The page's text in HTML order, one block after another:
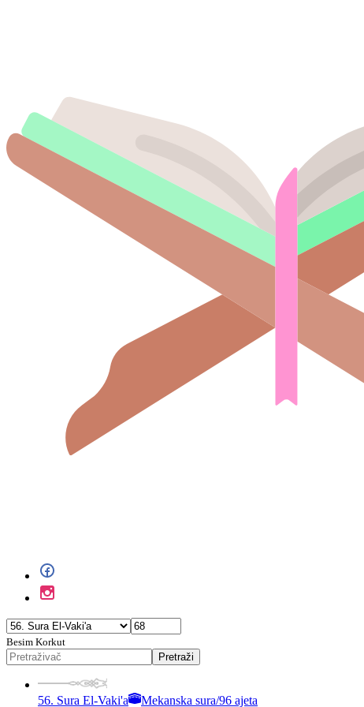
Besim Korkut
Pretraži
56. Sura El-Vaki'a Mekanska sura/96 ajeta